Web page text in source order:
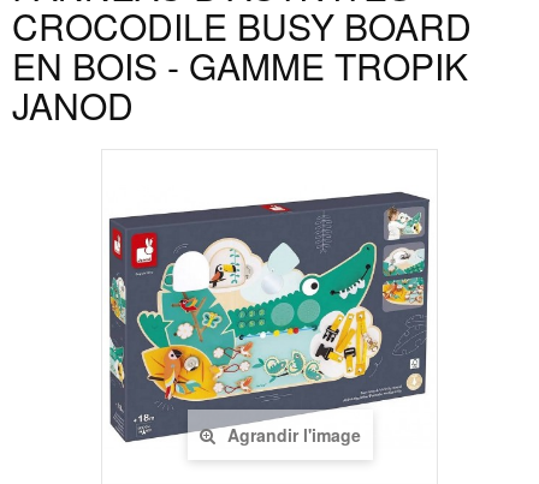
CROCODILE BUSY BOARD
EN BOIS - GAMME TROPIK
JANOD
Agrandir l'image